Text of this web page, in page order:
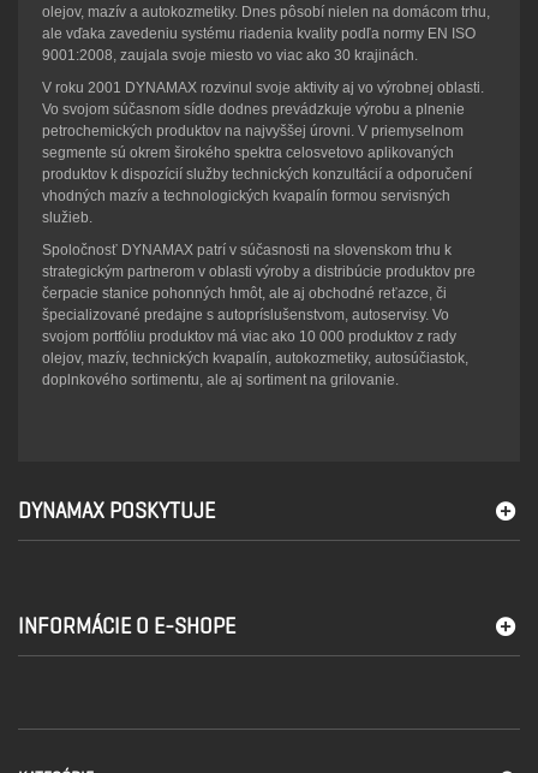
olejov, mazív a autokozmetiky. Dnes pôsobí nielen na domácom trhu,
ale vďaka zavedeniu systému riadenia kvality podľa normy EN ISO
9001:2008, zaujala svoje miesto vo viac ako 30 krajinách.
V roku 2001 DYNAMAX rozvinul svoje aktivity aj vo výrobnej oblasti.
Vo svojom súčasnom sídle dodnes prevádzkuje výrobu a plnenie
petrochemických produktov na najvyššej úrovni. V priemyselnom
segmente sú okrem širokého spektra celosvetovo aplikovaných
produktov k dispozícií služby technických konzultácií a odporučení
vhodných mazív a technologických kvapalín formou servisných
služieb.
Spoločnosť DYNAMAX patrí v súčasnosti na slovenskom trhu k
strategickým partnerom v oblasti výroby a distribúcie produktov pre
čerpacie stanice pohonných hmôt, ale aj obchodné reťazce, či
špecializované predajne s autopríslušenstvom, autoservisy. Vo
svojom portfóliu produktov má viac ako 10 000 produktov z rady
olejov, mazív, technických kvapalín, autokozmetiky, autosúčiastok,
doplnkového sortimentu, ale aj sortiment na grilovanie.
DYNAMAX POSKYTUJE
INFORMÁCIE O E-SHOPE